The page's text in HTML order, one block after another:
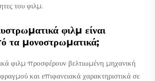
του φιλμ.
φιλμ είναι
τα μονοστρωματικά;
φιλμ προσφέρουν βελτιωμένη μηχανική
φραγμού και επιφανειακά χαρακτηριστικά σε